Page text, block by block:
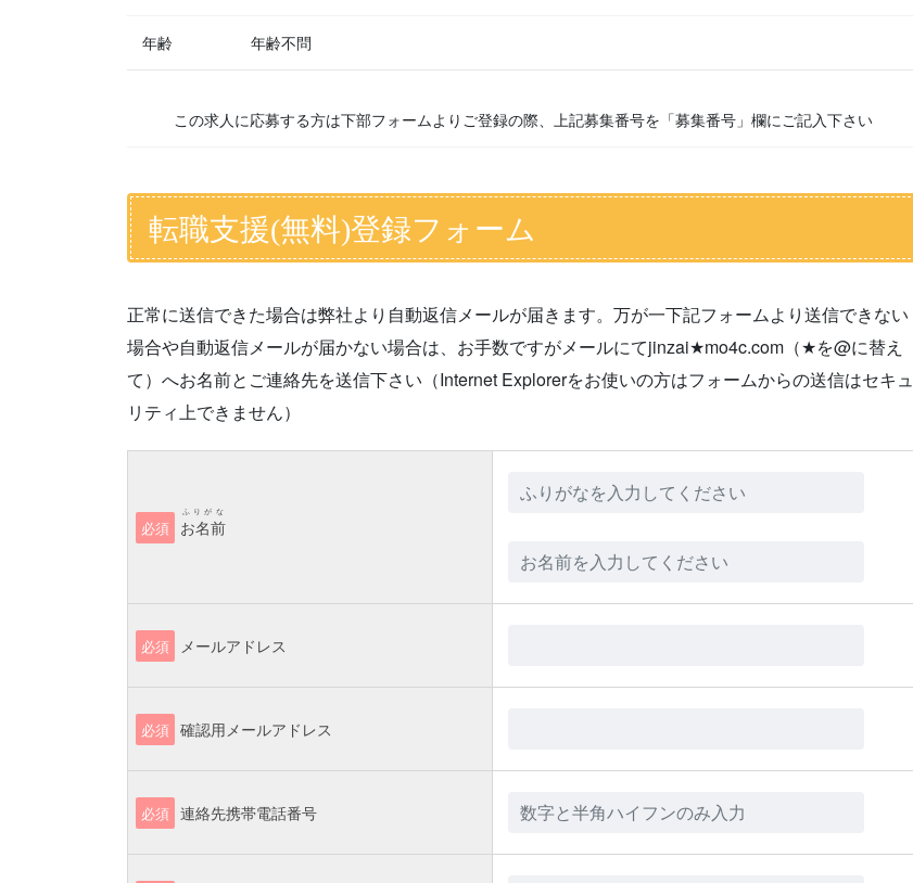
年齢 年齢不問
この求人に応募する方は下部フォームよりご登録の際、上記募集番号を「募集番号」欄にご記入下さい
転職支援(無料)登録フォーム
正常に送信できた場合は弊社より自動返信メールが届きます。万が一下記フォームより送信できない
場合や自動返信メールが届かない場合は、お手数ですがメールにてjinzai★mo4c.com（★を@に替え
て）へお名前とご連絡先を送信下さい（Internet Explorerをお使いの方はフォームからの送信はセキュ
リティ上できません）
必須 お名前
ふりがな
必須 メールアドレス
必須 確認用メールアドレス
必須 連絡先携帯電話番号